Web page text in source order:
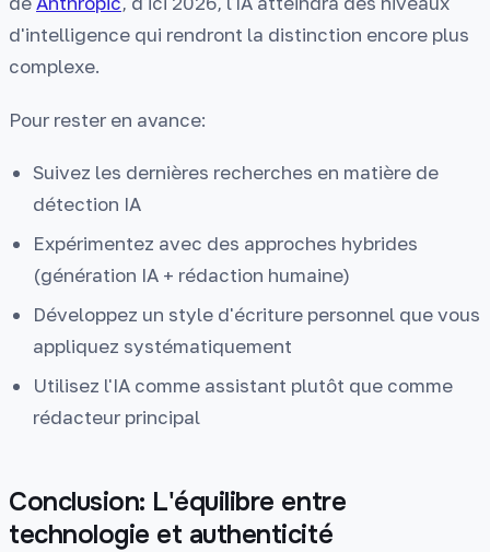
d'intelligence qui rendront la distinction encore plus
complexe.
Pour rester en avance:
Suivez les dernières recherches en matière de
détection IA
Expérimentez avec des approches hybrides
(génération IA + rédaction humaine)
Développez un style d'écriture personnel que vous
appliquez systématiquement
Utilisez l'IA comme assistant plutôt que comme
rédacteur principal
Conclusion: L'équilibre entre
technologie et authenticité